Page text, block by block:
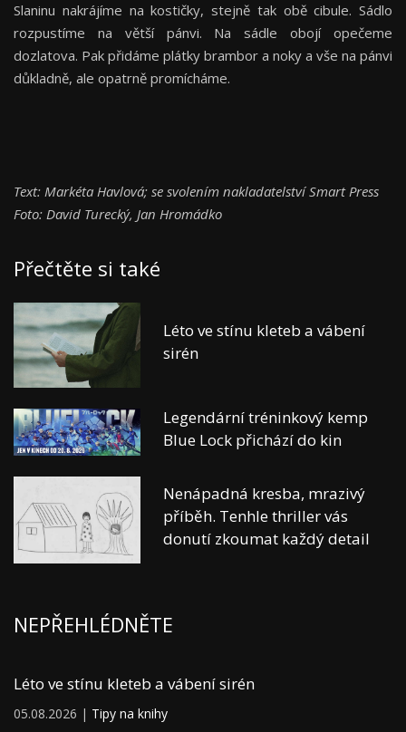
Slaninu nakrájíme na kostičky, stejně tak obě cibule. Sádlo
rozpustíme na větší pánvi. Na sádle obojí opečeme
dozlatova. Pak přidáme plátky brambor a noky a vše na pánvi
důkladně, ale opatrně promícháme.
Text: Markéta Havlová; se svolením nakladatelství Smart Press
Foto: David Turecký, Jan Hromádko
Přečtěte si také
Léto ve stínu kleteb a vábení
sirén
Legendární tréninkový kemp
Blue Lock přichází do kin
Nenápadná kresba, mrazivý
příběh. Tenhle thriller vás
donutí zkoumat každý detail
NEPŘEHLÉDNĚTE
Léto ve stínu kleteb a vábení sirén
05.08.2026 | Tipy na knihy